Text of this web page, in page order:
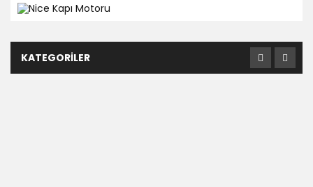
KATEGORILER